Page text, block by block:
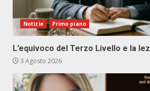
Notizie Primo piano
L’equivoco del Terzo Livello e la
3 Agosto 2026